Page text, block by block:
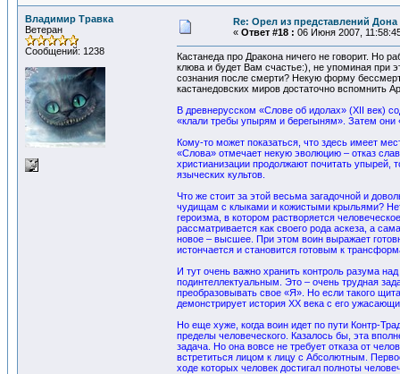
Владимир Травка
Ветеран
Сообщений: 1238
Re: Орел из представлений Дона
« Ответ #18 : 06 Июня 2007,
Кастанеда про Дракона ничего не говорит. Но
клюва и будет Вам счастье:), не упоминая при
сознания после смерти? Некую форму
кастанедовских миров достаточно
В древнерусском «Слове об идолах» (XII век)
«клали требы упырям и берегыням». Затем они
Кому-то может показаться, что здесь имеет
«Слова» отмечает некую эволюцию – отказ
христианизации продолжают почитать упырей,
языческих культов.
Что же стоит за этой весьма загадочной и
чудищам с клыками и кожистыми крыльями?
героизма, в котором растворяется
рассматривается как своего рода аскеза, а
новое – высшее. При этом воин выражает
истончается и становится готовым к
И тут очень важно хранить контроль разума
подинтеллектуальным. Это – очень трудная
преобразовывать свое «Я». Но если такого
демонстрирует история XX века с его
Но еще хуже, когда воин идет по пути Контр-
пределы человеческого. Казалось бы, эта
задача. Но она вовсе не требует отказа от
встретиться лицом к лицу с Абсолютным.
ходе которых человек достигал полноты